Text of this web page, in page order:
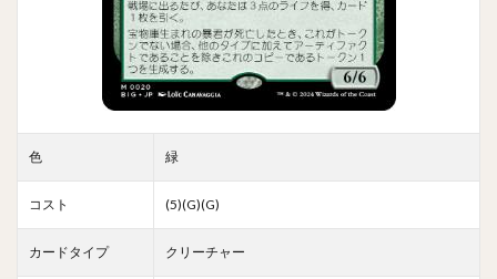
色 緑
コスト (5)(G)(G)
カードタイプ クリーチャー